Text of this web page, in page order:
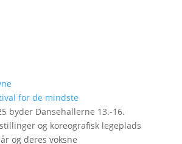
for de mindste
byder Dansehallerne 13.-16.
og koreografisk legeplads
og deres voksne